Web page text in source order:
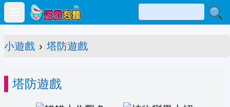
Open main menu
小遊戲 › 塔防遊戲
塔防遊戲